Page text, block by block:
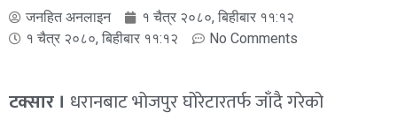
जनहित अनलाइन
१ चैत्र २०८०, बिहीबार ११:१२
१ चैत्र २०८०, बिहीबार ११:१२
No Comments
टक्सार । धरानबाट भोजपुरघोरेटारतर्फजाँदै गरेको